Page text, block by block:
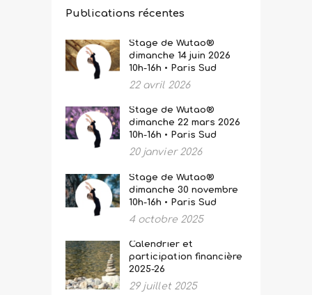
Publications récentes
Stage de Wutao®
dimanche 14 juin 2026
10h-16h • Paris Sud
22 avril 2026
Stage de Wutao®
dimanche 22 mars 2026
10h-16h • Paris Sud
20 janvier 2026
Stage de Wutao®
dimanche 30 novembre
10h-16h • Paris Sud
4 octobre 2025
Calendrier et
participation financière
2025-26
29 juillet 2025